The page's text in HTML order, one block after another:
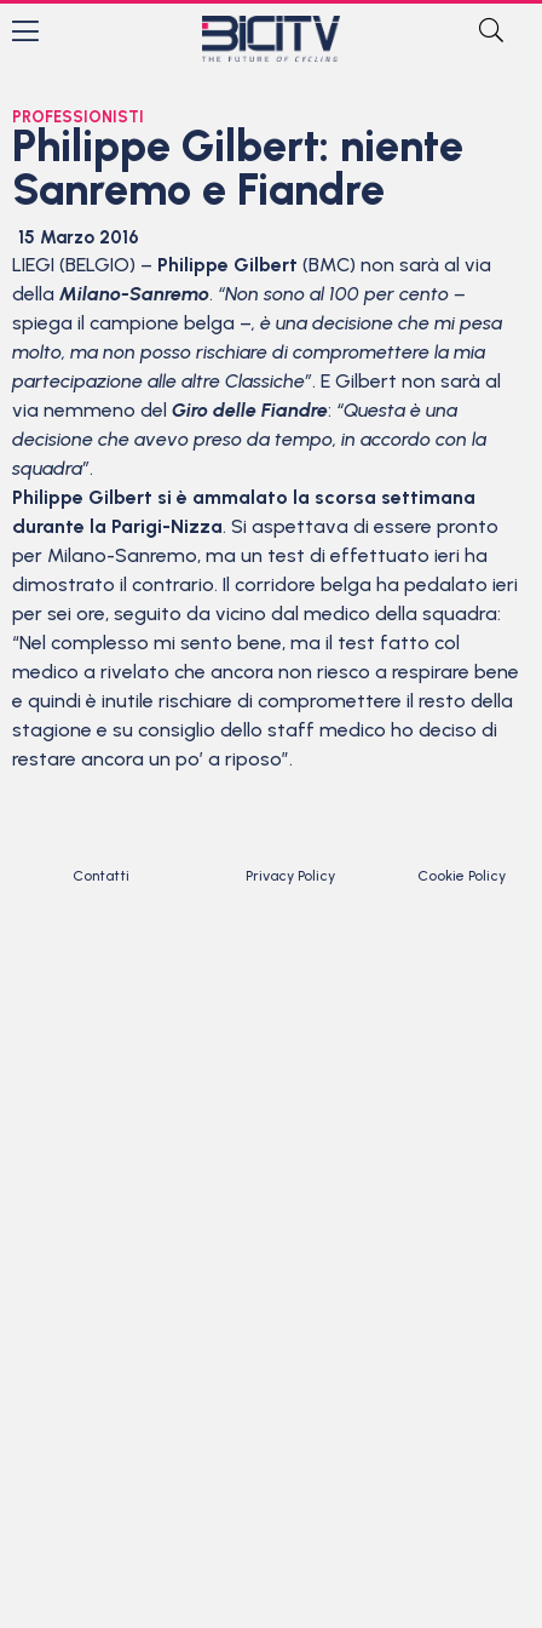
PROFESSIONISTI
Philippe Gilbert: niente
Sanremo e Fiandre
15 Marzo 2016
LIEGI (BELGIO) – Philippe Gilbert (BMC) non sarà al via
della Milano-Sanremo. “Non sono al 100 per cento –
spiega il campione belga –, è una decisione che mi pesa
molto, ma non posso rischiare di compromettere la mia
partecipazione alle altre Classiche”. E Gilbert non sarà al
via nemmeno del Giro delle Fiandre: “Questa è una
decisione che avevo preso da tempo, in accordo con la
squadra”.
Philippe Gilbert si è ammalato la scorsa settimana
durante la Parigi-Nizza. Si aspettava di essere pronto
per Milano-Sanremo, ma un test di effettuato ieri ha
dimostrato il contrario. Il corridore belga ha pedalato ieri
per sei ore, seguito da vicino dal medico della squadra:
“Nel complesso mi sento bene, ma il test fatto col
medico a rivelato che ancora non riesco a respirare bene
e quindi è inutile rischiare di compromettere il resto della
stagione e su consiglio dello staff medico ho deciso di
restare ancora un po’ a riposo”.
Contatti Privacy Policy Cookie Policy